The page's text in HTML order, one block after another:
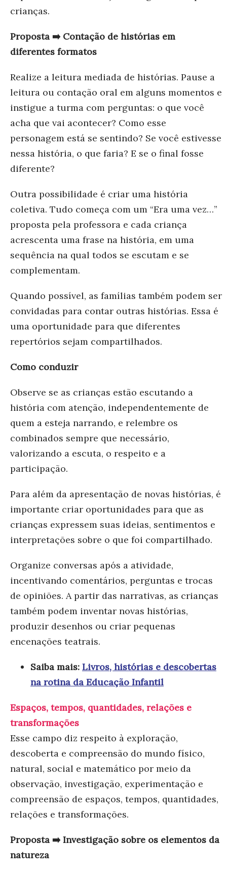
crianças.
Proposta ➡️ Contação de histórias em
diferentes formatos
Realize a leitura mediada de histórias. Pause a
leitura ou contação oral em alguns momentos e
instigue a turma com perguntas: o que você
acha que vai acontecer? Como esse
personagem está se sentindo? Se você estivesse
nessa história, o que faria? E se o final fosse
diferente?
Outra possibilidade é criar uma história
coletiva. Tudo começa com um “Era uma vez…”
proposta pela professora e cada criança
acrescenta uma frase na história, em uma
sequência na qual todos se escutam e se
complementam.
Quando possível, as famílias também podem ser
convidadas para contar outras histórias. Essa é
uma oportunidade para que diferentes
repertórios sejam compartilhados.
Como conduzir
Observe se as crianças estão escutando a
história com atenção, independentemente de
quem a esteja narrando, e relembre os
combinados sempre que necessário,
valorizando a escuta, o respeito e a
participação.
Para além da apresentação de novas histórias, é
importante criar oportunidades para que as
crianças expressem suas ideias, sentimentos e
interpretações sobre o que foi compartilhado.
Organize conversas após a atividade,
incentivando comentários, perguntas e trocas
de opiniões. A partir das narrativas, as crianças
também podem inventar novas histórias,
produzir desenhos ou criar pequenas
encenações teatrais.
Saiba mais: Livros, histórias e descobertas
na rotina da Educação Infantil
Espaços, tempos, quantidades, relações e
transformações
Esse campo diz respeito à exploração,
descoberta e compreensão do mundo físico,
natural, social e matemático por meio da
observação, investigação, experimentação e
compreensão de espaços, tempos, quantidades,
relações e transformações.
Proposta ➡️ Investigação sobre os elementos da
natureza